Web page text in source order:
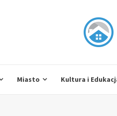
Miasto Kultura i